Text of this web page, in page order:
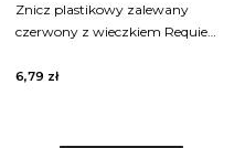
Znicz plastikowy zalewany
czerwony z wieczkiem Requiem
6,79 zł